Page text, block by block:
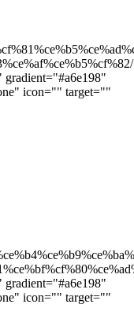
icon="" target=""
icon="" target=""